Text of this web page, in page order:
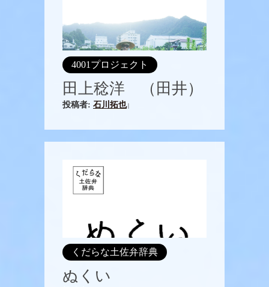
4001プロジェクト
田上稔洋 （田井）
投稿者: 石川拓也|
くだらな土佐弁辞典
ぬくい